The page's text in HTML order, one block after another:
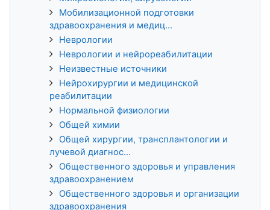
Мобилизационной подготовки
здравоохранения и медиц...
Неврологии
Неврологии и нейрореабилитации
Неизвестные источники
Нейрохирургии и медицинской
реабилитации
Нормальной физиологии
Общей химии
Общей хирургии, трансплантологии и
лучевой диагнос...
Общественного здоровья и управления
здравоохранением
Общественного здоровья и организации
здравоохранения